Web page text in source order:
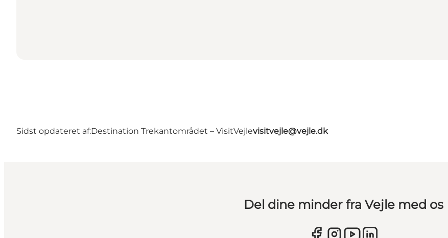
Sidst opdateret af:Destination Trekantområdet – VisitVejlevisitvejle@vejle.dk
Del dine minder fra Vejle med os